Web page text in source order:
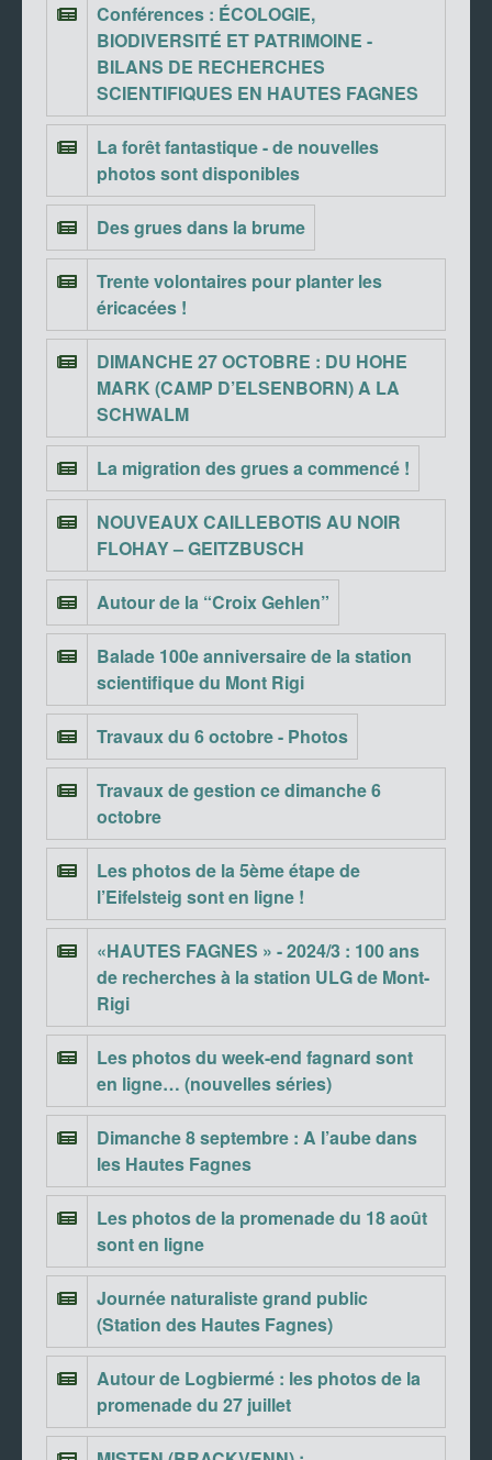
Conférences : ÉCOLOGIE,
BIODIVERSITÉ ET PATRIMOINE -
BILANS DE RECHERCHES
SCIENTIFIQUES EN HAUTES FAGNES
La forêt fantastique - de nouvelles
photos sont disponibles
Des grues dans la brume
Trente volontaires pour planter les
éricacées !
DIMANCHE 27 OCTOBRE : DU HOHE
MARK (CAMP D’ELSENBORN) A LA
SCHWALM
La migration des grues a commencé !
NOUVEAUX CAILLEBOTIS AU NOIR
FLOHAY – GEITZBUSCH
Autour de la “Croix Gehlen”
Balade 100e anniversaire de la station
scientifique du Mont Rigi
Travaux du 6 octobre - Photos
Travaux de gestion ce dimanche 6
octobre
Les photos de la 5ème étape de
l’Eifelsteig sont en ligne !
«HAUTES FAGNES » - 2024/3 : 100 ans
de recherches à la station ULG de Mont-
Rigi
Les photos du week-end fagnard sont
en ligne… (nouvelles séries)
Dimanche 8 septembre : A l’aube dans
les Hautes Fagnes
Les photos de la promenade du 18 août
sont en ligne
Journée naturaliste grand public
(Station des Hautes Fagnes)
Autour de Logbiermé : les photos de la
promenade du 27 juillet